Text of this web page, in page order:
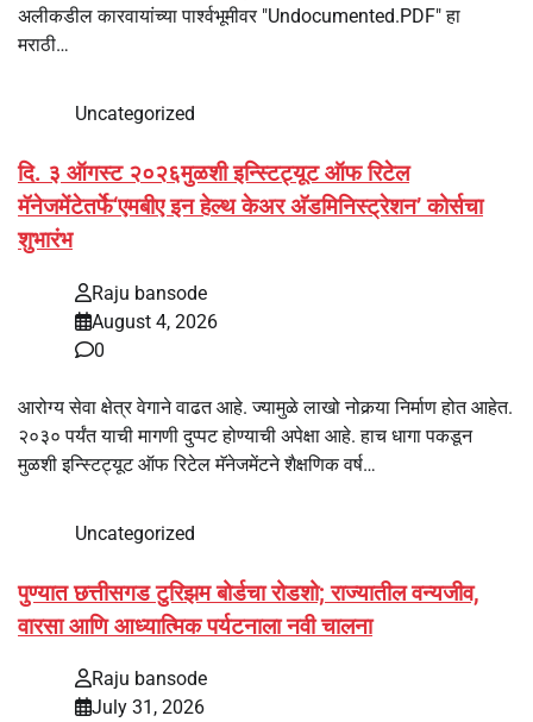
अलीकडील कारवायांच्या पार्श्वभूमीवर "Undocumented.PDF" हा
मराठी…
Uncategorized
दि. ३ ऑगस्ट २०२६मुळशी इन्स्टिट्यूट ऑफ रिटेल
मॅनेजमेंटेतर्फे‘एमबीए इन हेल्थ केअर अ‍ॅडमिनिस्ट्रेशन’ कोर्सचा
शुभारंभ
Raju bansode
August 4, 2026
0
आरोग्य सेवा क्षेत्र वेगाने वाढत आहे. ज्यामुळे लाखो नोकर्‍या निर्माण होत आहेत.
२०३० पर्यंत याची मागणी दुप्पट होण्याची अपेक्षा आहे. हाच धागा पकडून
मुळशी इन्स्टिट्यूट ऑफ रिटेल मॅनेजमेंटने शैक्षणिक वर्ष…
Uncategorized
पुण्यात छत्तीसगड टुरिझम बोर्डचा रोडशो; राज्यातील वन्यजीव,
वारसा आणि आध्यात्मिक पर्यटनाला नवी चालना
Raju bansode
July 31, 2026